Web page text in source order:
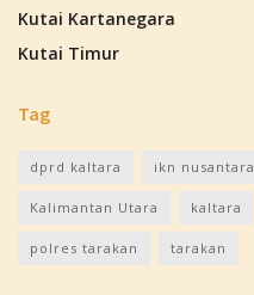
Kutai Kartanegara
Kutai Timur
Tag
dprd kaltara ikn nusantara
Kalimantan Utara kaltara
polres tarakan tarakan